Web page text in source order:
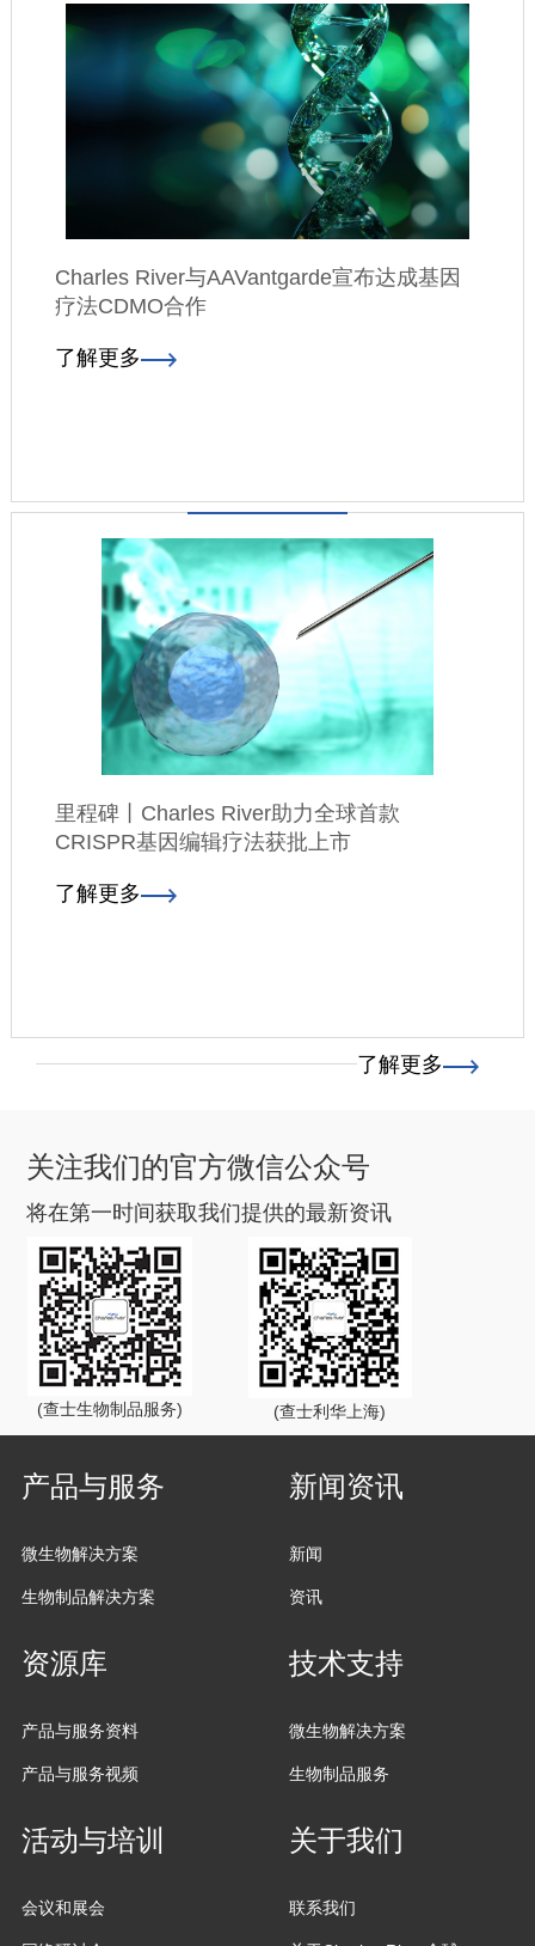
Charles River与AAVantgarde宣布达成基因
疗法CDMO合作
了解更多
里程碑丨Charles River助力全球首款
CRISPR基因编辑疗法获批上市
了解更多
了解更多
关注我们的官方微信公众号
将在第一时间获取我们提供的最新资讯
(查士生物制品服务) (查士利华上海)
产品与服务
微生物解决方案
生物制品解决方案
新闻资讯
新闻
资讯
资源库
产品与服务资料
产品与服务视频
技术支持
微生物解决方案
生物制品服务
活动与培训
会议和展会
关于我们
联系我们